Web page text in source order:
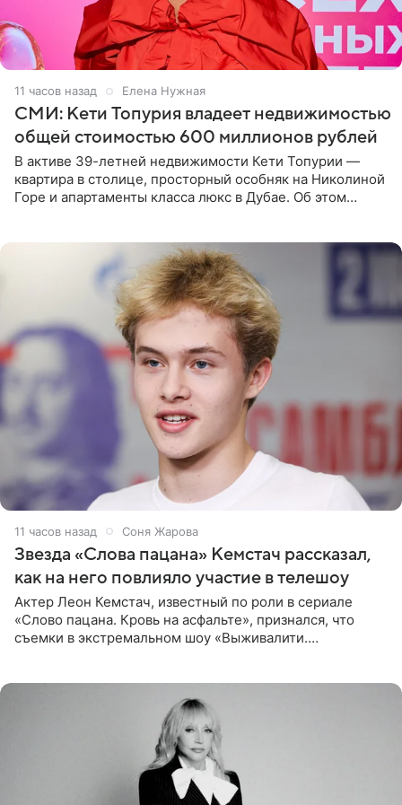
11 часов назад Елена Нужная
СМИ: Кети Топурия владеет недвижимостью
общей стоимостью 600 миллионов рублей
В активе 39-летней недвижимости Кети Топурии —
квартира в столице, просторный особняк на Николиной
Горе и апартаменты класса люкс в Дубае. Об этом
11 часов назад Соня Жарова
Звезда «Слова пацана» Кемстач рассказал,
как на него повлияло участие в телешоу
Актер Леон Кемстач, известный по роли в сериале
«Слово пацана. Кровь на асфальте», признался, что
съемки в экстремальном шоу «Выживалити.